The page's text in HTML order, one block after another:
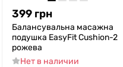
399 грн
Балансувальна масажна
подушка EasyFit Cushion-2
рожева
Нет в наличии